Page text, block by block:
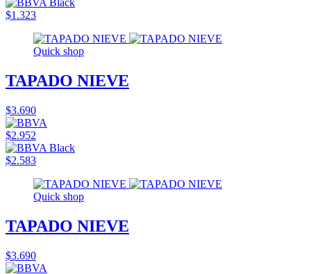
$1.323
Quick shop
TAPADO NIEVE
$3.690
$2.952
$2.583
Quick shop
TAPADO NIEVE
$3.690